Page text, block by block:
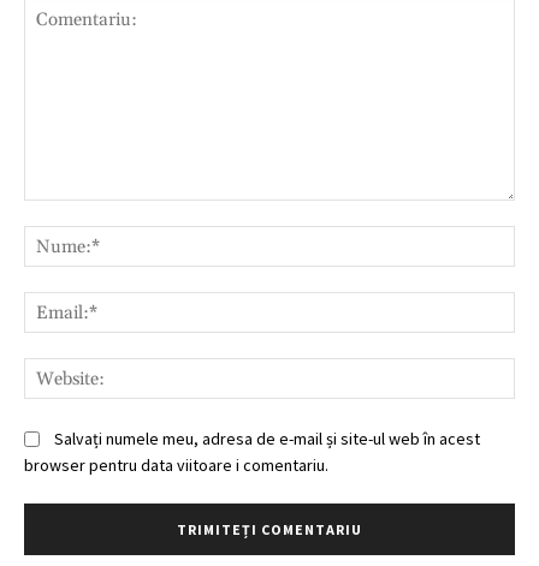
Salvați numele meu, adresa de e-mail și site-ul web în acest
browser pentru data viitoare i comentariu.